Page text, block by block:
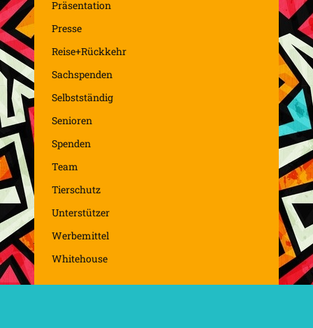
Präsentation
Presse
Reise+Rückkehr
Sachspenden
Selbstständig
Senioren
Spenden
Team
Tierschutz
Unterstützer
Werbemittel
Whitehouse